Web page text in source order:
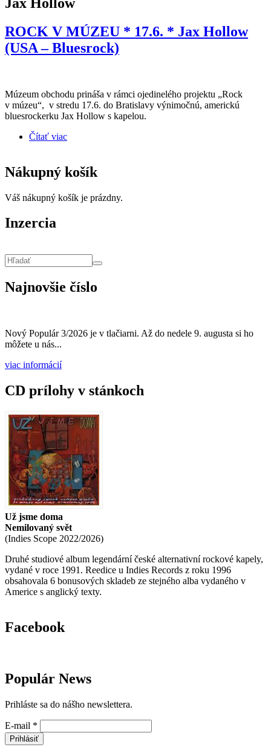
ROCK V MÚZEU * 17.6. * Jax Hollow
(USA – Bluesrock)
Múzeum obchodu prináša v rámci ojedinelého projektu „Rock
v múzeu“, v stredu 17.6. do Bratislavy výnimočnú, americkú
bluesrockerku Jax Hollow s kapelou.
Čítať viac
Nákupný košík
Váš nákupný košík je prázdny.
Inzercia
Najnovšie číslo
Nový Populár 3/2026 je v tlačiarni. Až do nedele 9. augusta si ho
môžete u nás...
viac informácií
CD prílohy v stánkoch
Už jsme doma
Nemilovaný svět
(Indies Scope 2022/2026)
Druhé studiové album legendární české alternativní rockové kapely,
vydané v roce 1991. Reedice u Indies Records z roku 1996
obsahovala 6 bonusových skladeb ze stejného alba vydaného v
Americe s anglický texty.
Facebook
Populár News
Prihláste sa do nášho newslettera.
E-mail *
Prihlásiť